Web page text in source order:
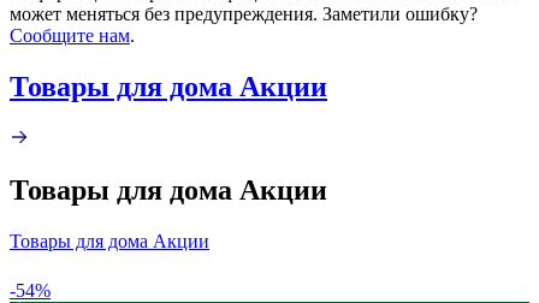
может меняться без предупреждения. Заметили ошибку?
Сообщите нам.
Товары для дома Акции
Товары для дома Акции
Товары для дома Акции
-54%